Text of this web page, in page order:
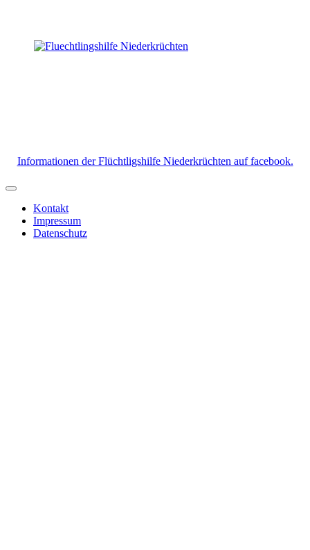
Informationen der Flüchtligshilfe Niederkrüchten auf facebook.
Kontakt
Impressum
Datenschutz